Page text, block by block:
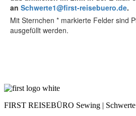
FIRST REISEBÜRO Sewing | Schwerte